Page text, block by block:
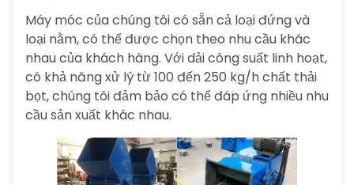
Máy móc của chúng tôi có sẵn cả loại đứng và
loại nằm, có thể được chọn theo nhu cầu khác
nhau của khách hàng. Với dải công suất linh hoạt,
có khả năng xử lý từ 100 đến 250 kg/h chất thải
bọt, chúng tôi đảm bảo có thể đáp ứng nhiều nhu
cầu sản xuất khác nhau.